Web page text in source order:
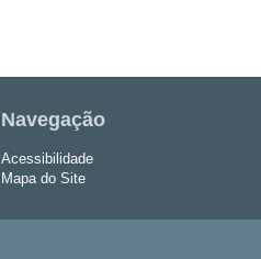
Navegação
Acessibilidade
Mapa do Site